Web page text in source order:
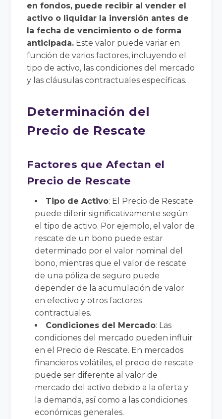
en fondos, puede recibir al vender el
activo o liquidar la inversión antes de
la fecha de vencimiento o de forma
anticipada. Este valor puede variar en
función de varios factores, incluyendo el
tipo de activo, las condiciones del mercado
y las cláusulas contractuales específicas.
Determinación del
Precio de Rescate
Factores que Afectan el
Precio de Rescate
Tipo de Activo: El Precio de Rescate
puede diferir significativamente según
el tipo de activo. Por ejemplo, el valor de
rescate de un bono puede estar
determinado por el valor nominal del
bono, mientras que el valor de rescate
de una póliza de seguro puede
depender de la acumulación de valor
en efectivo y otros factores
contractuales.
Condiciones del Mercado: Las
condiciones del mercado pueden influir
en el Precio de Rescate. En mercados
financieros volátiles, el precio de rescate
puede ser diferente al valor de
mercado del activo debido a la oferta y
la demanda, así como a las condiciones
económicas generales.